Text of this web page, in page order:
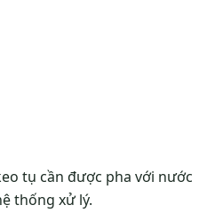
tụ cần được pha với nước
thống xử lý.